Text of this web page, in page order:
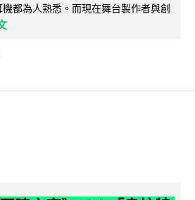
都為人熟悉。而現在舞台製作者與創